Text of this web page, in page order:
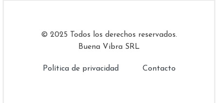
© 2025 Todos los derechos reservados.
Buena Vibra SRL
Política de privacidad Contacto